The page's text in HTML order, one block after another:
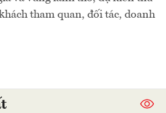
tham quan, đối tác, doanh